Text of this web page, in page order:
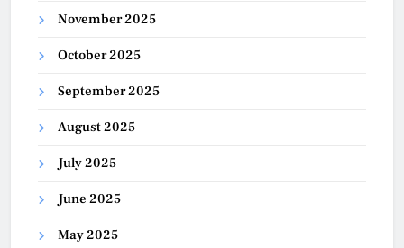
November 2025
October 2025
September 2025
August 2025
July 2025
June 2025
May 2025